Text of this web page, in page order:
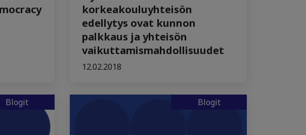
korkeakouluyhteisön
edellytys ovat kunnon
palkkaus ja yhteisön
vaikuttamismahdollisuudet
12.02.2018
Blogit Blogit